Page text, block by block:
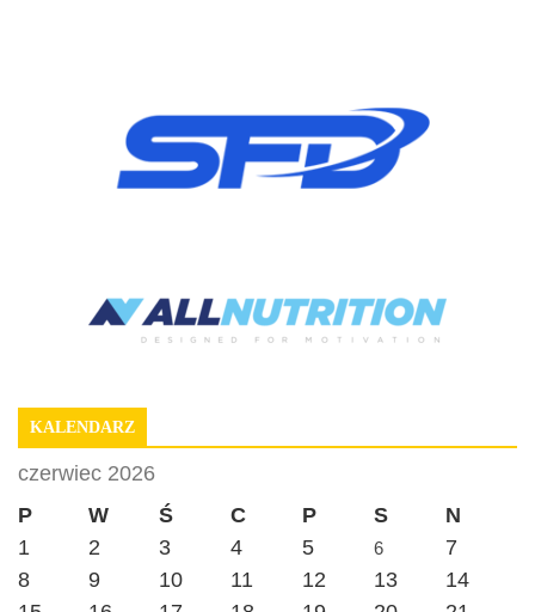
KALENDARZ
czerwiec 2026
P
W Ś C P S
N
1
2 3 4 5 6
7
8
9 10 11 12 13
14